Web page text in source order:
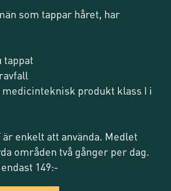
som tappar håret, har
tappat
produkt klass I i
enkelt att använda. Medlet
områden två gånger per dag.
149:-